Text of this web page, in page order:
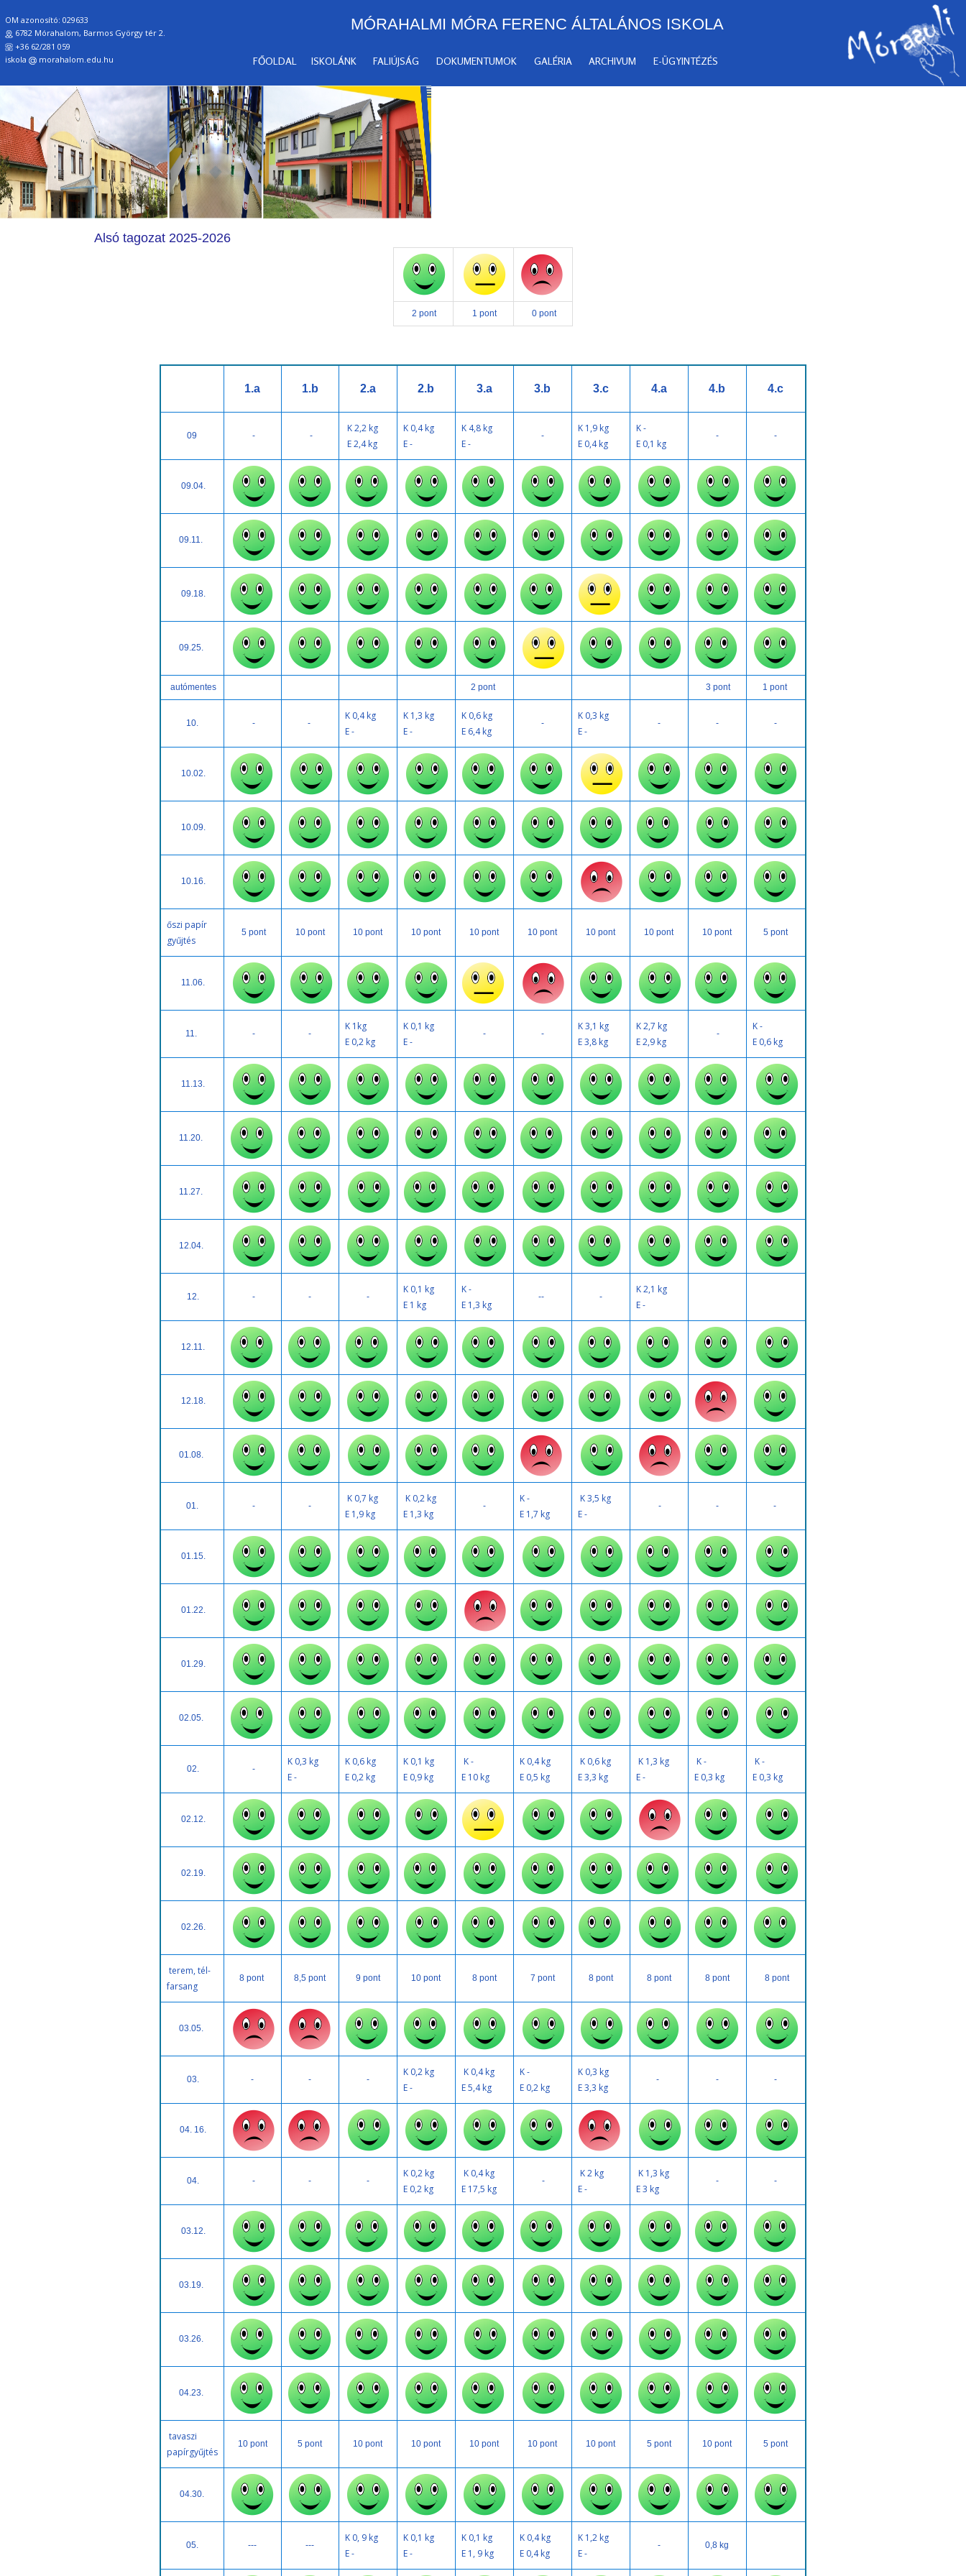
FŐOLDAL ISKOLÁNK FALIÚJSÁG DOKUMENTUMOK GALÉRIA ARCHIVUM E-ÜGYINTÉZÉS
MÓRAHALMI MÓRA FERENC ÁLTALÁNOS ISKOLA
OM azonosító: 029633
6782 Mórahalom, Barmos György tér 2.
+36 62/281 059
iskola
morahalom.edu.hu
Alsó tagozat 2025-2026
2 pont 1 pont 0 pont
1.a 1.b 2.a 2.b 3.a 3.b 3.c 4.a 4.b 4.c
09 - -
K 2,2 kg
E 2,4 kg
K 0,4 kg
E -
K 4,8 kg
E -
-
K 1,9 kg
E 0,4 kg
K -
E 0,1 kg
- -
09.04.
09.11.
09.18.
09.25.
autómentes 2 pont 3 pont 1 pont
10. - -
K 0,4 kg
E -
K 1,3 kg
E -
K 0,6 kg
E 6,4 kg
-
K 0,3 kg
E -
- - -
10.02.
10.09.
10.16.
őszi papír
gyűjtés
5 pont 10 pont 10 pont 10 pont 10 pont 10 pont 10 pont 10 pont 10 pont 5 pont
11.06.
11. - -
K 1kg
E 0,2 kg
K 0,1 kg
E -
- -
K 3,1 kg
E 3,8 kg
K 2,7 kg
E 2,9 kg
-
K -
E 0,6 kg
11.13.
11.20.
11.27.
12.04.
12. - - -
K 0,1 kg
E 1 kg
K -
E 1,3 kg
-- -
K 2,1 kg
E -
12.11.
12.18.
01.08.
01. - -
K 0,7 kg
E 1,9 kg
K 0,2 kg
E 1,3 kg
-
K -
E 1,7 kg
K 3,5 kg
E -
- - -
01.15.
01.22.
01.29.
02.05.
02. -
K 0,3 kg
E -
K 0,6 kg
E 0,2 kg
K 0,1 kg
E 0,9 kg
K -
E 10 kg
K 0,4 kg
E 0,5 kg
K 0,6 kg
E 3,3 kg
K 1,3 kg
E -
K -
E 0,3 kg
K -
E 0,3 kg
02.12.
02.19.
02.26.
terem, tél-
farsang
8 pont 8,5 pont 9 pont 10 pont 8 pont 7 pont 8 pont 8 pont 8 pont 8 pont
03.05.
03. - - -
K 0,2 kg
E -
K 0,4 kg
E 5,4 kg
K -
E 0,2 kg
K 0,3 kg
E 3,3 kg
- - -
04. 16.
04. - - -
K 0,2 kg
E 0,2 kg
K 0,4 kg
E 17,5 kg
-
K 2 kg
E -
K 1,3 kg
E 3 kg
- -
03.12.
03.19.
03.26.
04.23.
tavaszi
papírgyűjtés
10 pont 5 pont 10 pont 10 pont 10 pont 10 pont 10 pont 5 pont 10 pont 5 pont
04.30.
05. --- ---
K 0, 9 kg
E -
K 0,1 kg
E -
K 0,1 kg
E 1, 9 kg
K 0,4 kg
E 0,4 kg
K 1,2 kg
E -
- 0,8 kg